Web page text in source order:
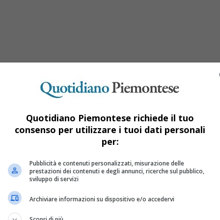
Grinzane 2019 – sezione La Quercia
da Antonietta Pastore e Giorgio Amitrano), è il vincitore
Quotidiano Piemontese richiede il tuo
consenso per utilizzare i tuoi dati personali
per:
Pubblicità e contenuti personalizzati, misurazione delle
prestazioni dei contenuti e degli annunci, ricerche sul pubblico,
sviluppo di servizi
Archiviare informazioni su dispositivo e/o accedervi